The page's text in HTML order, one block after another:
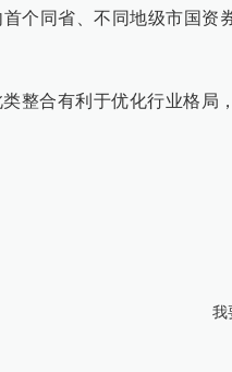
个同省、不同地级市国资
整合有利于优化行业格局
我